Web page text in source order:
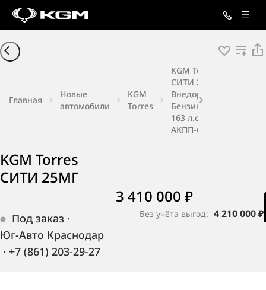
Главная
Новые
автомобили
KGM
Torres
KGM Torres
СИТИ 25МГ
Внедорожник
Бензин 1,5 л
163 л.с.
АКПП-6
KGM Torres
СИТИ 25МГ
Под заказ ·
Юг-Авто Краснодар
· +7 (861) 203-29-27
3 410 000 ₽
Без учёта выгод: 4 210 000 ₽